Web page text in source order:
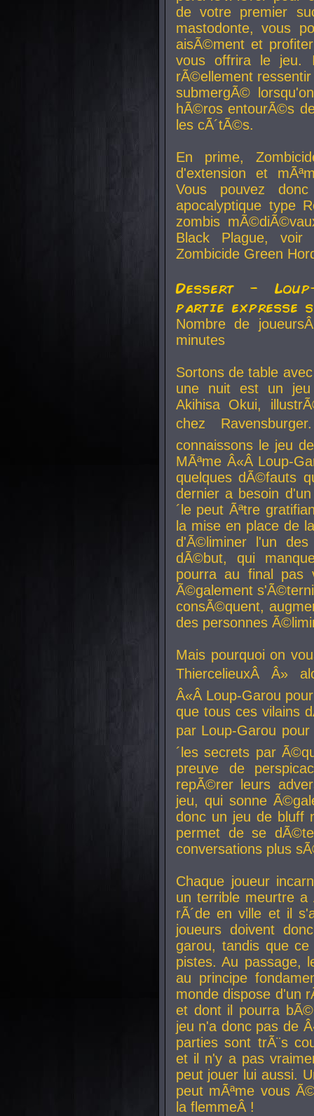
de votre premier
mastodonte, vous
aisÃ©ment et
vous offrira le jeu.
rÃ©ellement
submergÃ©
hÃ©ros entourÃ©s
les cÃ´tÃ©s.
En prime,
d'extension et
Vous pouvez
apocalyptique type
zombis
Black Plague,
Zombicide Green
Dessert -
partie expresse
Nombre de
minutes
Sortons de table
une nuit est un
Akihisa Okui,
chez
connaissons le jeu
MÃªme Â«Â Loup-
quelques dÃ©fauts
dernier a besoin
´le peut Ãªtre
la mise en place de
d'Ã©liminer l'un
dÃ©but, qui
pourra au final pas
Ã©galement
consÃ©quent,
des personnes
Mais pourquoi on
ThiercelieuxÂ Â»
Â«Â Loup-Garou
que tous ces vilains
par Loup-Garou
´les secrets par
preuve de
repÃ©rer leurs
jeu, qui sonne
donc un jeu de bluff
permet de se
conversations plus
Chaque joueur
un terrible meurtre
rÃ´de en ville et il
joueurs doivent
garou, tandis que
pistes. Au passage,
au principe
monde dispose d'un
et dont il pourra
jeu n'a donc pas de
parties sont trÃ¨s
et il n'y a pas
peut jouer lui aussi.
peut mÃªme vous
la flemmeÂ !